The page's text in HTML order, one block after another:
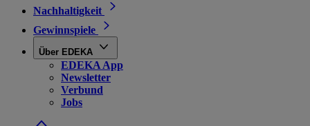
Nachhaltigkeit
Gewinnspiele
Über EDEKA
EDEKA App
Newsletter
Verbund
Jobs